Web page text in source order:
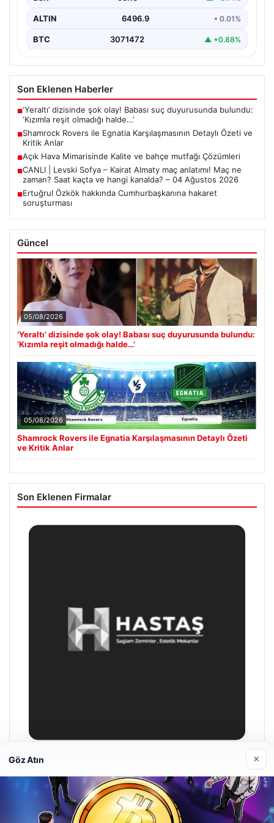
ALTIN 6496.9 • 0.01%
BTC 3071472 ▲ +0.88%
Son Eklenen Haberler
■‘Yeraltı’ dizisinde şok olay! Babası suç duyurusunda bulundu:
‘Kızımla reşit olmadığı halde…’
■Shamrock Rovers ile Egnatia Karşılaşmasının Detaylı Özeti ve
Kritik Anlar
■Açık Hava Mimarisinde Kalite ve bahçe mutfağı Çözümleri
■CANLI | Levski Sofya – Kairat Almaty maç anlatımı! Maç ne
zaman? Saat kaçta ve hangi kanalda? – 04 Ağustos 2026
■Ertuğrul Özkök hakkında Cumhurbaşkanına hakaret
soruşturması
Güncel
05/08/2026
‘Yeraltı’ dizisinde şok olay! Babası suç duyurusunda bulundu:
‘Kızımla reşit olmadığı halde…’
05/08/2026
Shamrock Rovers ile Egnatia Karşılaşmasının Detaylı Özeti
ve Kritik Anlar
Son Eklenen Firmalar
Hastaş Beton
26/05/2026
Göz Atın ×